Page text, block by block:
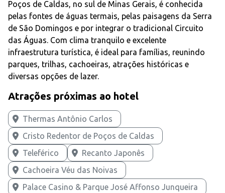
Poços de Caldas, no sul de Minas Gerais, é conhecida
pelas fontes de águas termais, pelas paisagens da Serra
de São Domingos e por integrar o tradicional Circuito
das Águas. Com clima tranquilo e excelente
infraestrutura turística, é ideal para famílias, reunindo
parques, trilhas, cachoeiras, atrações históricas e
diversas opções de lazer.
Atrações próximas ao hotel
Thermas Antônio Carlos
Cristo Redentor de Poços de Caldas
Teleférico
Recanto Japonês
Cachoeira Véu das Noivas
Palace Casino & Parque José Affonso Junqueira